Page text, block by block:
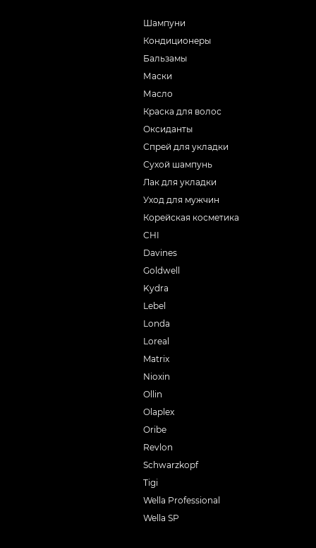
Шампуни
Кондиционеры
Бальзамы
Маски
Масло
Краска для волос
Оксиданты
Спрей для укладки
Сухой шампунь
Лак для укладки
Уход для мужчин
Корейская косметика
CHI
Davines
Goldwell
Kydra
Lebel
Londa
Loreal
Matrix
Nioxin
Ollin
Olaplex
Oribe
Revlon
Schwarzkopf
Tigi
Wella Professional
Wella SP